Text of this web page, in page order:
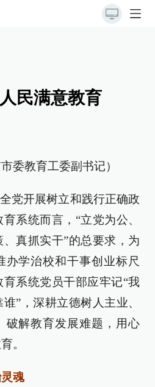
民满意教育
委教育工委副书记）
党开展树立和践行正确政
系统而言，“立党为公、
真抓实干”的总要求，为
办学治校和干事创业标尺
系统党员干部应牢记“我
”，深耕立德树人主业、
破解教育发展难题，用心
。
魂